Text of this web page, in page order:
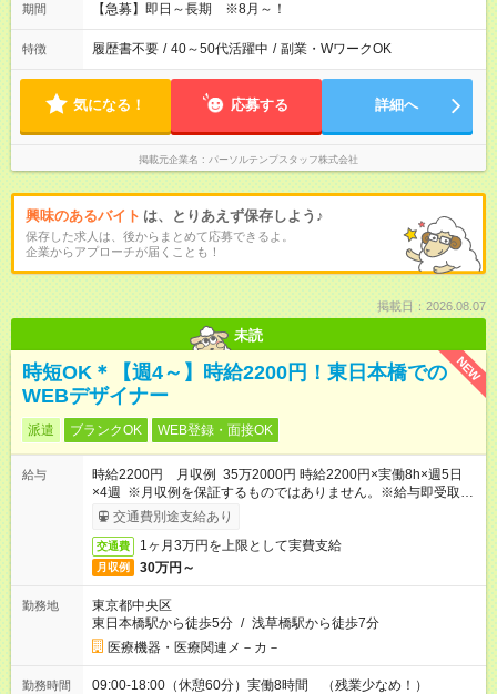
期間 【急募】即日～長期 ※8月～！
特徴 履歴書不要 / 40～50代活躍中 / 副業・WワークOK
気になる！ 応募する 詳細へ
掲載元企業名 パーソルテンプスタッフ株式会社
興味のあるバイト は、とりあえず保存しよう♪
保存した求人は、後からまとめて応募できるよ。
企業からアプローチが届くことも！
掲載日：2026.08.07
未読
NEW
時短OK＊【週4～】時給2200円！東日本橋での
WEBデザイナー
派遣 ブランクOK WEB登録・面接OK
給与
時給2200円 月収例 35万2000円 時給2200円×実働8h×週5日
×4週 ※月収例を保証するものではありません。※給与即受取り
サービス利用可（利用条件有）
交通費別途支給あり
交通費 1ヶ月3万円を上限として実費支給
月収例 30万円～
勤務地
東京都中央区
東日本橋駅から徒歩5分 / 浅草橋駅から徒歩7分
医療機器・医療関連メ－カ－
勤務時間 09:00-18:00（休憩60分）実働8時間 （残業少なめ！）